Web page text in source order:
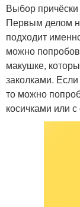
Выбор причёски
Первым делом
подходит
можно
макушке,
заколками.
то можно
косичками или